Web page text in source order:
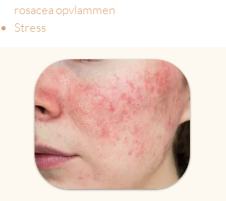
rosacea opvlammen
Stress